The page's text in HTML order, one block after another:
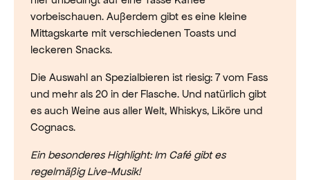
vorbeischauen. Außerdem gibt es eine kleine
Mittagskarte mit verschiedenen Toasts und
leckeren Snacks.
Die Auswahl an Spezialbieren ist riesig: 7 vom Fass
und mehr als 20 in der Flasche. Und natürlich gibt
es auch Weine aus aller Welt, Whiskys, Liköre und
Cognacs.
Ein besonderes Highlight: Im Café gibt es
regelmäßig Live-Musik!